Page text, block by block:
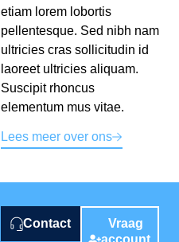
etiam lorem lobortis
pellentesque. Sed nibh nam
ultricies cras sollicitudin id
laoreet ultricies aliquam.
Suscipit rhoncus
elementum mus vitae.
Lees meer over ons
Contact
Vraag